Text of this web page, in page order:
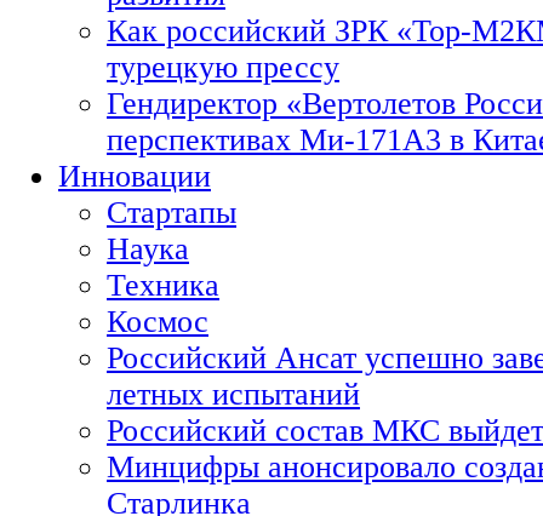
Как российский ЗРК «Тор-
турецкую прессу
Гендиректор «Вертолетов
перспективах Ми-171А3 в
Инновации
Стартапы
Наука
Техника
Космос
Российский Ансат успешно
летных испытаний
Российский состав МКС
Минцифры анонсировало
Старлинка